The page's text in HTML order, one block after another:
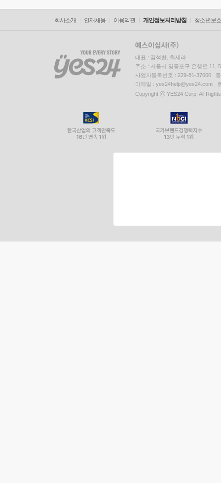
회사소개 인재채용 이용약관 개인정보처리방침 청소년보
대표 : 김석환, 최세라
주소 : 서울시 영등포구 은행로 11,
사업자등록번호 : 229-81-37000
이메일 : yes24help@yes24.com
Copyright ⓒ YES24 Corp. All